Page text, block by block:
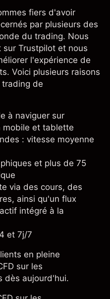
fiers d'avoir
par plusieurs des
du trading. Nous
sur Trustpilot et nous
l'expérience de
Voici plusieurs raisons
trading de
à naviguer sur
mobile et tablette
: vitesse moyenne
et plus de 75
via des cours, des
ainsi qu'un flux
intégré à la
et 7j/7
en pleine
sur les
dès aujourd'hui.